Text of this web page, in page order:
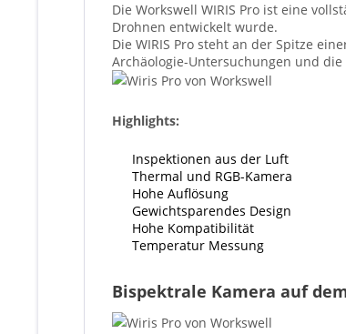
Die Workswell WIRIS Pro ist eine
Drohnen entwickelt wurde.
Die WIRIS Pro steht an der Spitze
Archäologie-Untersuchungen und
Highlights:
Inspektionen aus der Luft
Thermal und RGB-Kamera
Hohe Auflösung
Gewichtsparendes Design
Hohe Kompatibilität
Temperatur Messung
Bispektrale Kamera auf